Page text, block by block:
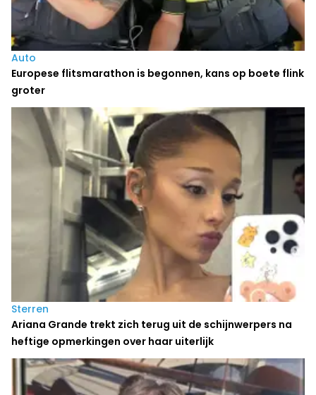
Auto
Europese flitsmarathon is begonnen, kans op boete flink
groter
Sterren
Ariana Grande trekt zich terug uit de schijnwerpers na
heftige opmerkingen over haar uiterlijk